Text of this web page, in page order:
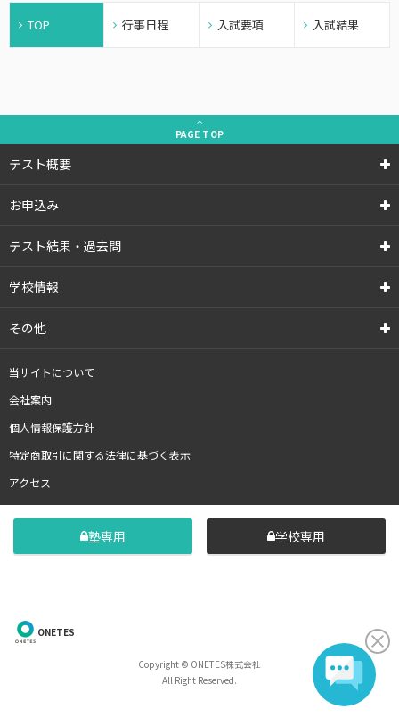
TOP 行事日程 入試要項 入試結果
PAGE TOP
テスト概要
お申込み
テスト結果・過去問
学校情報
その他
当サイトについて
会社案内
個人情報保護方針
特定商取引に関する法律に基づく表示
アクセス
塾専用 学校専用
ONETES
Copyright © ONETES株式会社
All Right Reserved.